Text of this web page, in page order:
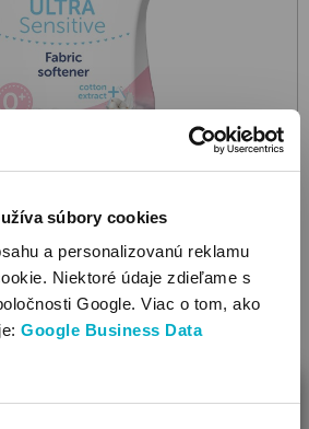
súbory cookies
a personalizovanú reklamu
Niektoré údaje zdieľame s
Google. Viac o tom, ako
Google Business Data
Softener 1,8l 50x aviváž